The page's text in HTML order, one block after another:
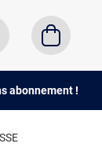
abonnement !